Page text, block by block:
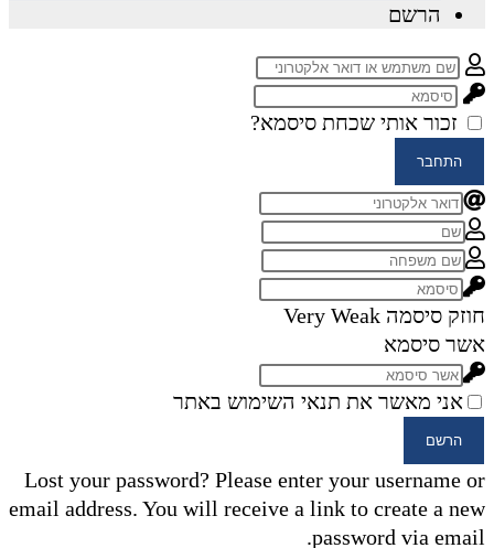
הרשם
זכור אותי שכחת סיסמא?
התחבר
חוזק סיסמה Very Weak
אשר סיסמא
אני מאשר את תנאי השימוש באתר
הרשם
Lost your password? Please enter your username or
email address. You will receive a link to create a new
password via email.